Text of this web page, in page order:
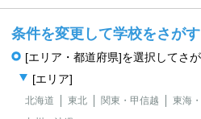
条件を変更して学校をさがす
[エリア・都道府県]を選択してさ
[エリア]
北海道 東北 関東・甲信越 東海